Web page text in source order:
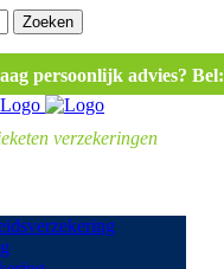
persoonlijk advies? Bel: